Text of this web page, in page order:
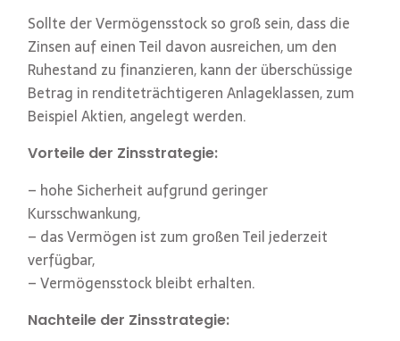
Sollte der Vermögensstock so groß sein, dass die
Zinsen auf einen Teil davon ausreichen, um den
Ruhestand zu finanzieren, kann der überschüssige
Betrag in renditeträchtigeren Anlageklassen, zum
Beispiel Aktien, angelegt werden.
Vorteile der Zinsstrategie:
– hohe Sicherheit aufgrund geringer
Kursschwankung,
– das Vermögen ist zum großen Teil jederzeit
verfügbar,
– Vermögensstock bleibt erhalten.
Nachteile der Zinsstrategie: